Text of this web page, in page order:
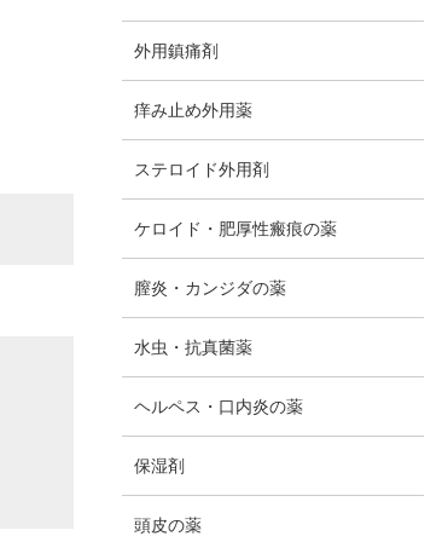
外用鎮痛剤
痒み止め外用薬
ステロイド外用剤
ケロイド・肥厚性瘢痕の薬
膣炎・カンジダの薬
水虫・抗真菌薬
ヘルペス・口内炎の薬
保湿剤
頭皮の薬